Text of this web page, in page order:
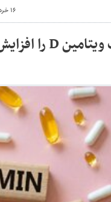
۱۶ خرداد ۱۴۰۵ - ۲۳:۱۷